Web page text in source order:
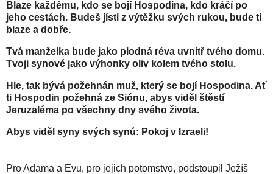
Blaze každému, kdo se bojí Hospodina, kdo kráčí po
jeho cestách. Budeš jísti z výtěžku svých rukou, bude ti
blaze a dobře.
Tvá manželka bude jako plodná réva uvnitř tvého domu.
Tvoji synové jako výhonky oliv kolem tvého stolu.
Hle, tak bývá požehnán muž, který se bojí Hospodina. Ať
ti Hospodin požehná ze Siónu, abys viděl štěstí
Jeruzaléma po všechny dny svého života.
Abys viděl syny svých synů: Pokoj v Izraeli!
Pro Adama a Evu, pro jejich potomstvo, podstoupil Ježíš